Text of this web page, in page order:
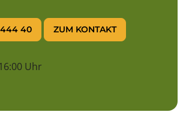
444 40 ZUM KONTAKT
Uhr